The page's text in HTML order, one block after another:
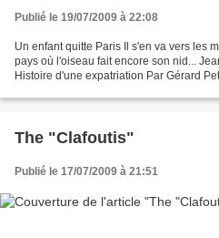
Publié le 19/07/2009 à 22:08
Un enfant quitte Paris Il s'en va vers les
pays où l'oiseau fait encore son nid...
Histoire d'une expatriation Par Gérard
The "Clafoutis"
Publié le 17/07/2009 à 21:51